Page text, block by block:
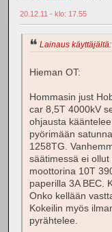
20.12.11 - klo: 17.55
Lainaus
Hieman OT:
Hommasin just
car 8,5T 4000kV
ohjausta
pyörimään
1258TG.
säätimessä ei
moottorina 10T
paperilla 3A BEC.
Onko kellään
Kokeilin myös
pyrähtelee.